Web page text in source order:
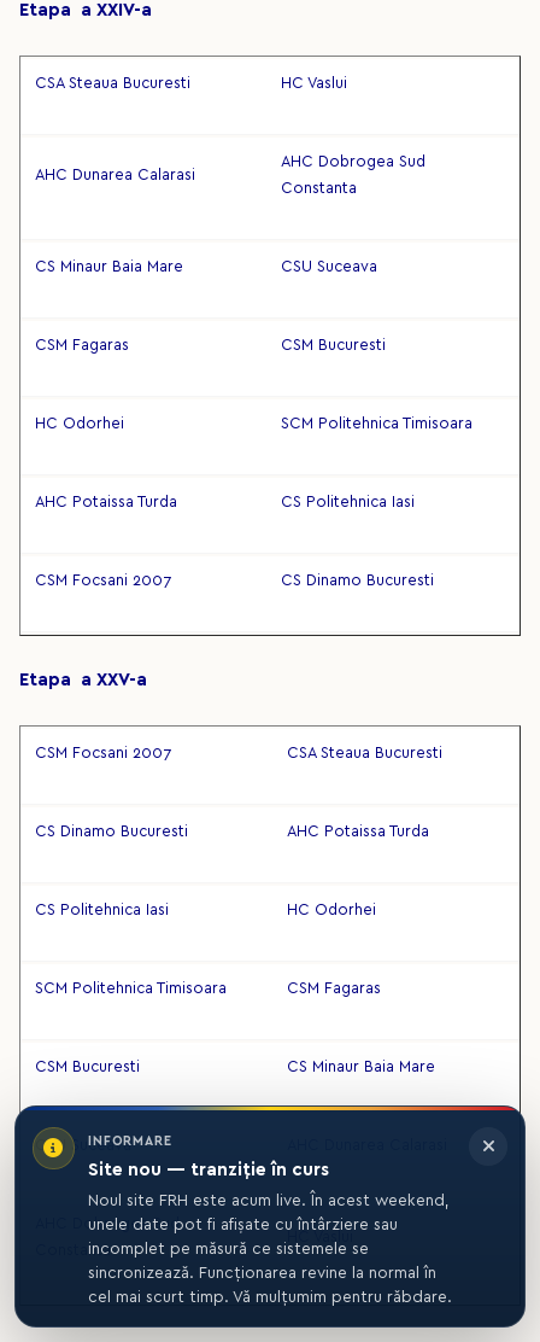
Etapa a XXIV-a
CSA Steaua Bucuresti HC Vaslui
AHC Dunarea Calarasi
AHC Dobrogea Sud
Constanta
CS Minaur Baia Mare CSU Suceava
CSM Fagaras CSM Bucuresti
HC Odorhei SCM Politehnica Timisoara
AHC Potaissa Turda CS Politehnica Iasi
CSM Focsani 2007 CS Dinamo Bucuresti
Etapa a XXV-a
CSM Focsani 2007 CSA Steaua Bucuresti
CS Dinamo Bucuresti AHC Potaissa Turda
CS Politehnica Iasi HC Odorhei
SCM Politehnica Timisoara CSM Fagaras
CSM Bucuresti CS Minaur Baia Mare
CSU Suceava
AHC Dobrogea Sud
Constanta
INFORMARE
Site nou — tranziție în curs
Noul site FRH este acum live. În acest weekend,
unele date pot fi afișate cu întârziere sau
incomplet pe măsură ce sistemele se
sincronizează. Funcționarea revine la normal în
cel mai scurt timp. Vă mulțumim pentru răbdare.